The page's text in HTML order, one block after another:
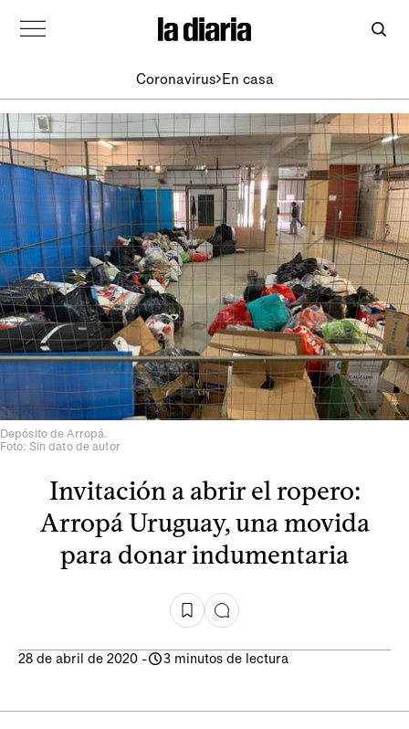
Coronavirus En casa
Depósito de Arropá.
Foto: Sin dato de autor
Invitación a abrir el ropero:
Arropá Uruguay, una movida
para donar indumentaria
28 de abril de 2020 - 3 minutos de lectura